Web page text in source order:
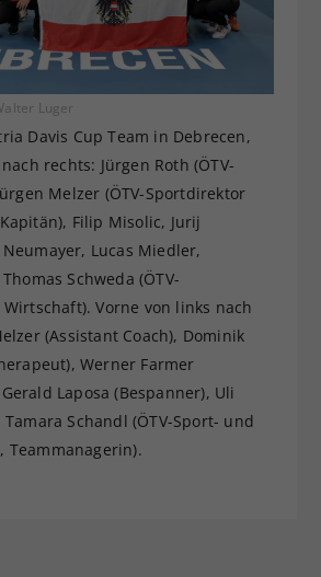
Luger
Davis Cup Team in Debrecen,
rechts: Jürgen Roth (ÖTV-
Melzer (ÖTV-Sportdirektor
Filip Misolic, Jurij
Lucas Miedler,
Schweda (ÖTV-
Vorne von links nach
(Assistant Coach), Dominik
Werner Farmer
Laposa (Bespanner), Uli
Tamara Schandl (ÖTV-Sport- und
Teammanagerin).